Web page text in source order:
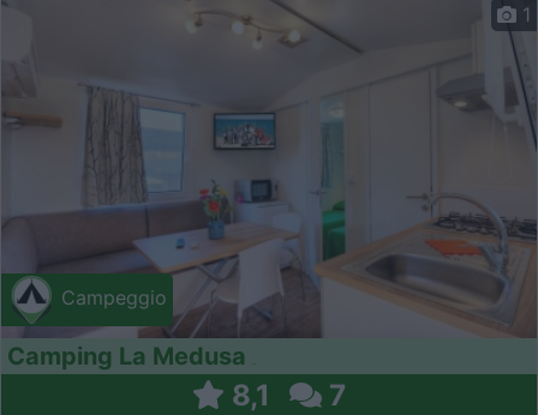
Campeggio
1
Camping La Medusa
8,1 7